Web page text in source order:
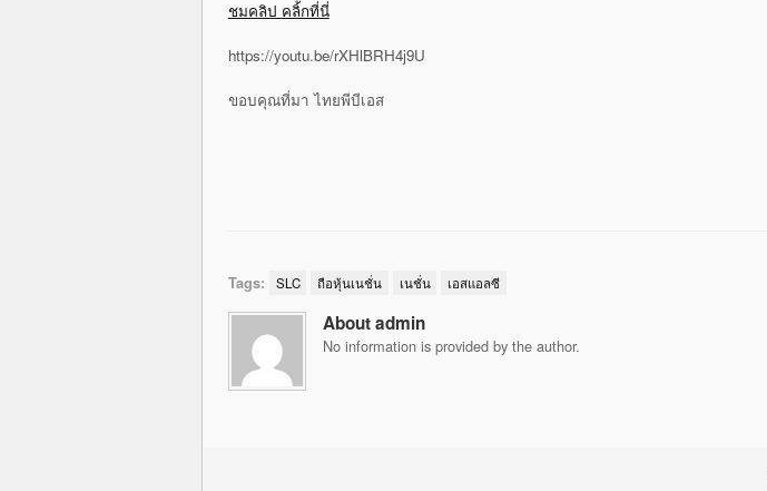
ชมคลิป คลิ้กที่นี่
https://youtu.be/rXHlBRH4j9U
ขอบคุณที่มา ไทยพีบีเอส
Tags: SLC ถือหุ้นเนชั่น เนชั่น เอสแอลซี
About admin
No information is provided by the author.